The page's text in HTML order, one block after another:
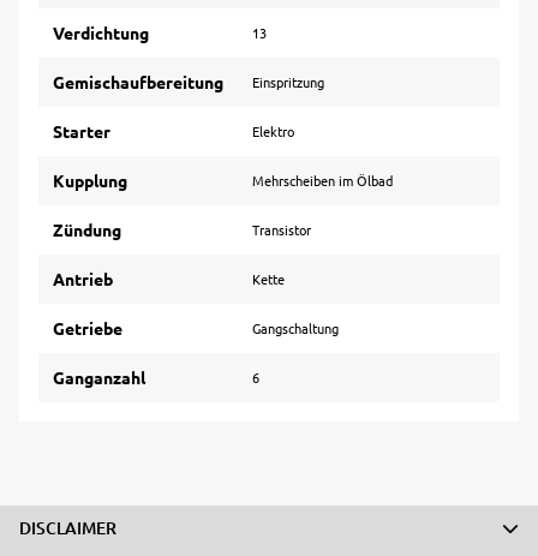
Verdichtung 13
Gemischaufbereitung Einspritzung
Starter Elektro
Kupplung Mehrscheiben im Ölbad
Zündung Transistor
Antrieb Kette
Getriebe Gangschaltung
Ganganzahl 6
DISCLAIMER